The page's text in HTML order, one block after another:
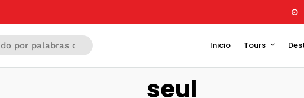
Inicio Tours
seul